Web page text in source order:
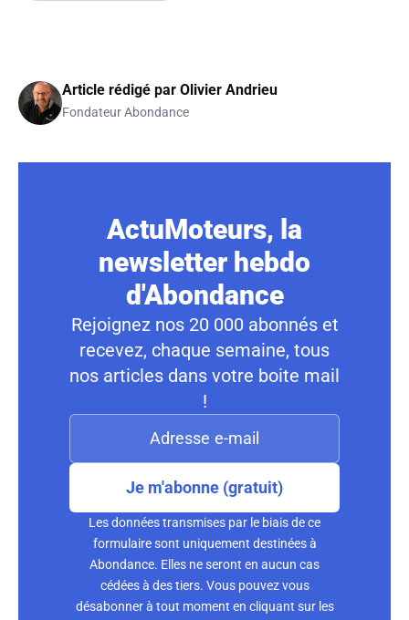
Article rédigé par Olivier Andrieu
Fondateur Abondance
ActuMoteurs, la
newsletter hebdo
d'Abondance
Rejoignez nos 20 000 abonnés et
recevez, chaque semaine, tous
nos articles dans votre boite mail
!
Je m'abonne (gratuit)
Les données transmises par le biais de ce
formulaire sont uniquement destinées à
Abondance. Elles ne seront en aucun cas
cédées à des tiers. Vous pouvez vous
désabonner à tout moment en cliquant sur les